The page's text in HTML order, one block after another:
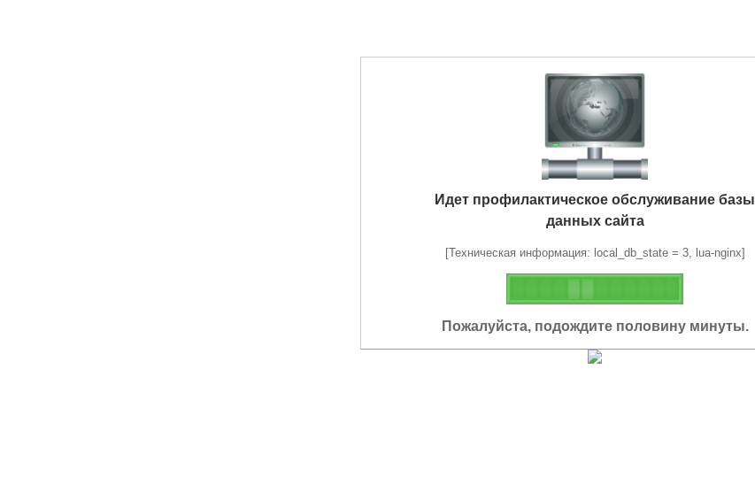
Идет профилактическое обслуживание базы
данных сайта
[Техническая информация: local_db_state = 3, lua-nginx]
Пожалуйста, подождите половину минуты.